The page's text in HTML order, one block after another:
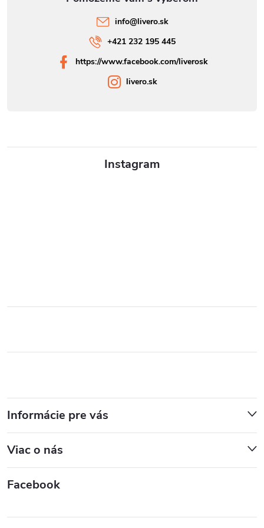
Instagram
Informácie pre vás
Viac o nás
Facebook
info@livero.sk
+421 232 195 445
https://www.facebook.com/liverosk
livero.sk